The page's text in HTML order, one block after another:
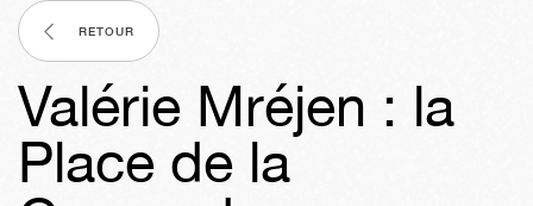
RETOUR
Valérie Mréjen : la
Place de la